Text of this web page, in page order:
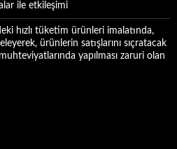
ile etkileşimi
hızlı tüketim ürünleri imalatında,
ürünlerin satışlarını sıçratacak
yapılması zaruri olan